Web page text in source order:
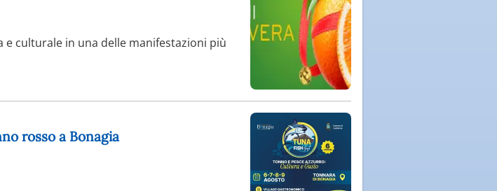
e culturale in una delle manifestazioni più
rosso a Bonagia